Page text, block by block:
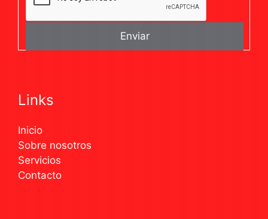
Links
Inicio
Sobre nosotros
Servicios
Contacto